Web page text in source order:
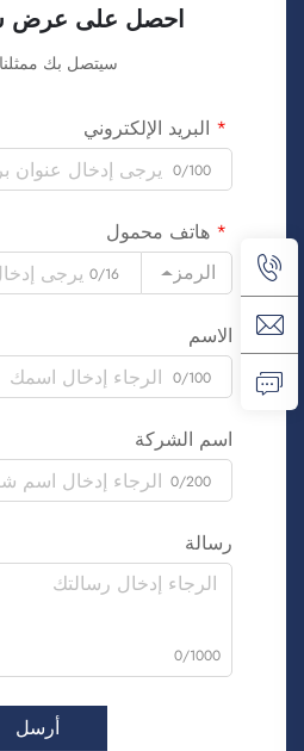
احصل على عرض
سيتصل بك ممثلنا
البريد الإلكتروني
0/100
هاتف محمول
الرمز
0/16
الاسم
0/100
اسم الشركة
0/200
رسالة
0/1000
أرسل